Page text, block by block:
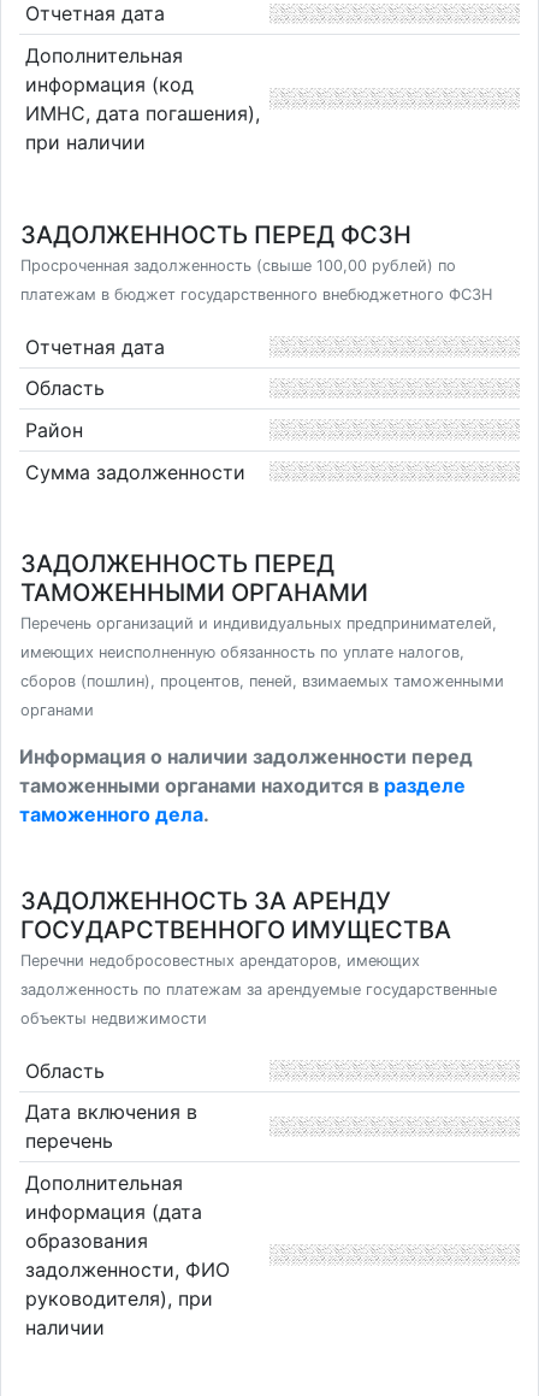
Отчетная дата
Дополнительная
информация (код
ИМНС, дата погашения),
при наличии
ЗАДОЛЖЕННОСТЬ ПЕРЕД ФСЗН
Просроченная задолженность (свыше 100,00 рублей) по
платежам в бюджет государственного внебюджетного ФСЗН
Отчетная дата
Область
Район
Сумма задолженности
ЗАДОЛЖЕННОСТЬ ПЕРЕД
ТАМОЖЕННЫМИ ОРГАНАМИ
Перечень организаций и индивидуальных предпринимателей,
имеющих неисполненную обязанность по уплате налогов,
сборов (пошлин), процентов, пеней, взимаемых таможенными
органами
Информация о наличии задолженности перед
таможенными органами находится в разделе
таможенного дела.
ЗАДОЛЖЕННОСТЬ ЗА АРЕНДУ
ГОСУДАРСТВЕННОГО ИМУЩЕСТВА
Перечни недобросовестных арендаторов, имеющих
задолженность по платежам за арендуемые государственные
объекты недвижимости
Область
Дата включения в
перечень
Дополнительная
информация (дата
образования
задолженности, ФИО
руководителя), при
наличии